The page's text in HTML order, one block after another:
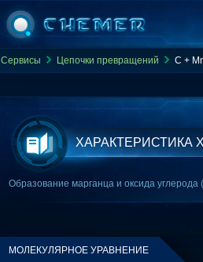
Сервисы Цепочки превращений C +
ХАРАКТЕРИСТИКА
Образование марганца и оксида углерода
МОЛЕКУЛЯРНОЕ УРАВНЕНИЕ